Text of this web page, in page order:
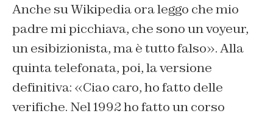
Anche su Wikipedia ora leggo che mio
padre mi picchiava, che sono un voyeur,
un esibizionista, ma è tutto falso». Alla
quinta telefonata, poi, la versione
definitiva: «Ciao caro, ho fatto delle
verifiche. Nel 1992 ho fatto un corso